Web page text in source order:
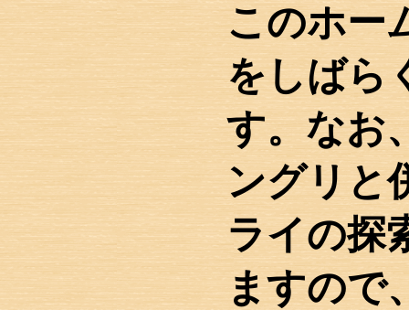
このホー
をしばら
す。なお
ングリと
ライの探
ますので